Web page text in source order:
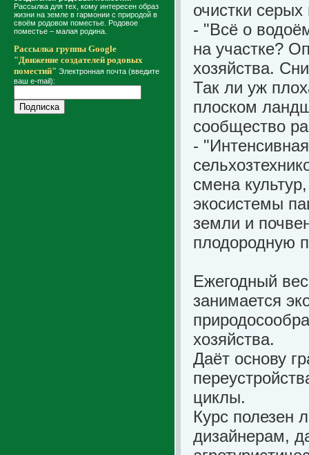
Рассылка для тех, кому интересен образ
жизни на земле в гармонии с природой в
своём родовом поместье. Родовое
поместье – малая родина.
Рассылка группы Google
"Движение создателей родовых
поместий" Электронная почта (введите
ваш e-mail):
очистки
- "Всё о
на участке?
хозяйства.
Так ли уж
плоском
сообщество
-
смена
экосистемы
земли и
плодородную
Ежегодный
занимается
хозяйства.
Даёт основу
циклы.
Курс полезен
дизайнерам,